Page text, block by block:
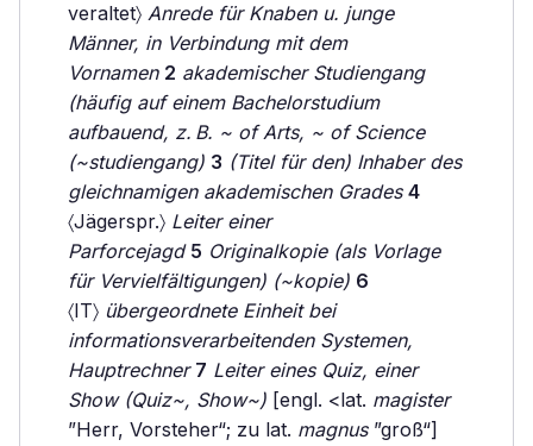
veraltet〉 Anrede für Knaben u. junge
Männer, in Verbindung mit dem
Vornamen 2 akademischer Studiengang
(häufig auf einem Bachelorstudium
aufbauend, z. B. ~ of Arts, ~ of Science
(~studiengang) 3 (Titel für den) Inhaber des
gleichnamigen akademischen Grades 4
〈Jägerspr.〉 Leiter einer
Parforcejagd 5 Originalkopie (als Vorlage
für Vervielfältigungen) (~kopie) 6
〈IT〉 übergeordnete Einheit bei
informationsverarbeitenden Systemen,
Hauptrechner 7 Leiter eines Quiz, einer
Show (Quiz~, Show~) [engl. <lat. magister
”Herr, Vorsteher“; zu lat. magnus”groß“]